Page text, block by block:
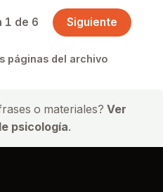
1 de 6 Siguiente
páginas del archivo
o materiales? Ver
psicología.